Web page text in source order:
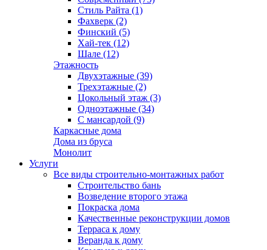
Стиль Райта (1)
Фахверк (2)
Финский (5)
Хай-тек (12)
Шале (12)
Этажность
Двухэтажные (39)
Трехэтажные (2)
Цокольный этаж (3)
Одноэтажные (34)
С мансардой (9)
Каркасные дома
Дома из бруса
Монолит
Услуги
Все виды строительно-монтажных работ
Строительство бань
Возведение второго этажа
Покраска дома
Качественные реконструкции домов
Терраса к дому
Веранда к дому